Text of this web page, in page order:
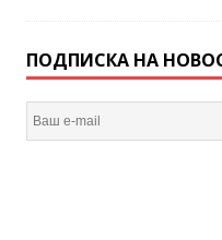
ПОДПИСКА НА